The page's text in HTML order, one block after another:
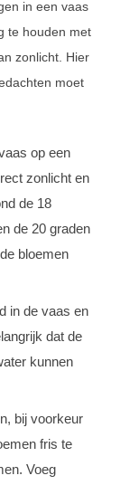
in een vaas
te houden met
zonlicht. Hier
moet
op een
zonlicht en
de 18
de 20 graden
bloemen
in de vaas en
dat de
kunnen
bij voorkeur
fris te
Voeg